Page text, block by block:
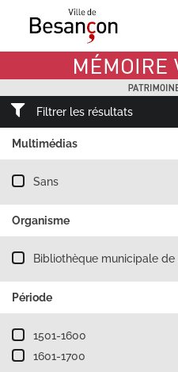
Mémoire Vive patrimoine
Filtrer les résultats
Multimédias
Filtre les résultats
Sans
Organisme
Filtre les résultats
Bibliothèque municipale de
Période
Filtre les résultats
1501-1600
1601-1700